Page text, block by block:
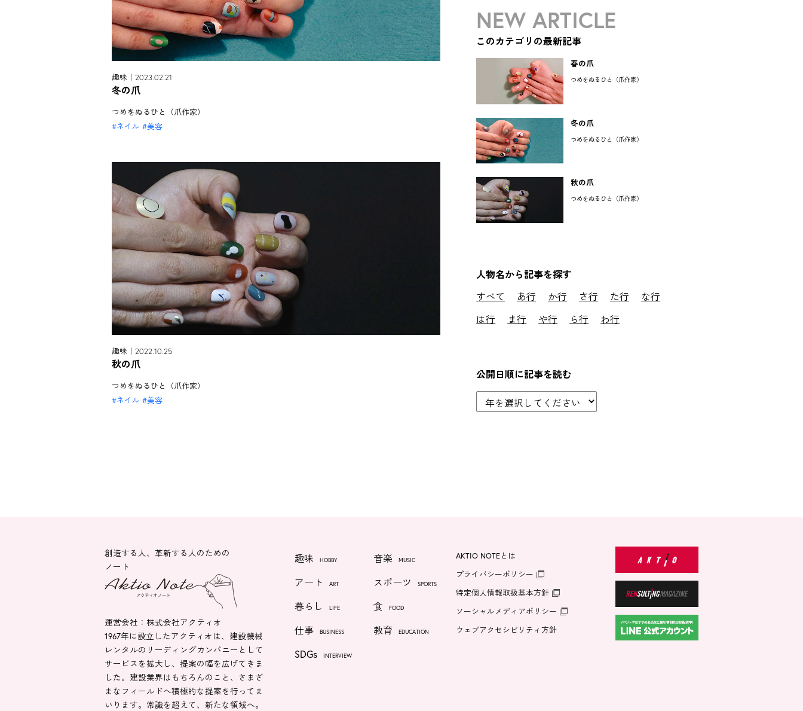
趣味｜2023.02.21
冬の爪
つめをぬるひと（爪作家）
ネイル 美容
趣味｜2022.10.25
秋の爪
つめをぬるひと（爪作家）
ネイル 美容
NEW ARTICLE
このカテゴリの最新記事
春の爪
つめをぬるひと（爪作家）
冬の爪
つめをぬるひと（爪作家）
秋の爪
つめをぬるひと（爪作家）
人物名から記事を探す
すべて
あ行 か行 さ行 た行
な行
は行
ま行 や行 ら行 わ行
公開日順に記事を読む
創造する人、革新する人のための
ノート
運営会社：株式会社アクティオ
1967年に設立したアクティオは、建設機械
レンタルのリーディングカンパニーとして
サービスを拡大し、提案の幅を広げてきま
した。建設業界はもちろんのこと、さまざ
まなフィールドへ積極的な提案を行ってま
いります。常識を超えて、新たな領域へ。
趣味 HOBBY 音楽 MUSIC
アート ART スポーツ SPORTS
暮らし LIFE 食 FOOD
仕事 BUSINESS 教育 EDUCATION
SDGs INTERVIEW
AKTIO NOTEとは
プライバシーポリシー
特定個人情報取扱基本方針
ソーシャルメディアポリシー
ウェブアクセシビリティ方針